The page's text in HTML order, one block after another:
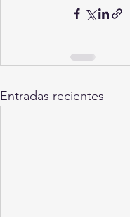
Entradas recientes